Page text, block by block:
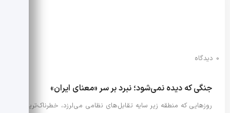
0 دیدگاه
جنگی که دیده نمی‌شود؛ نبرد بر سر «معنای ایران»
روزهایی که منطقه زیر سایه تقابل‌های نظامی می‌لرزد، خطرناک‌ترین